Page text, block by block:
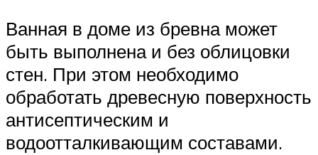
Ванная в доме из бревна может
быть выполнена и без облицовки
стен. При этом необходимо
обработать древесную поверхность
антисептическим и
водоотталкивающим составами.